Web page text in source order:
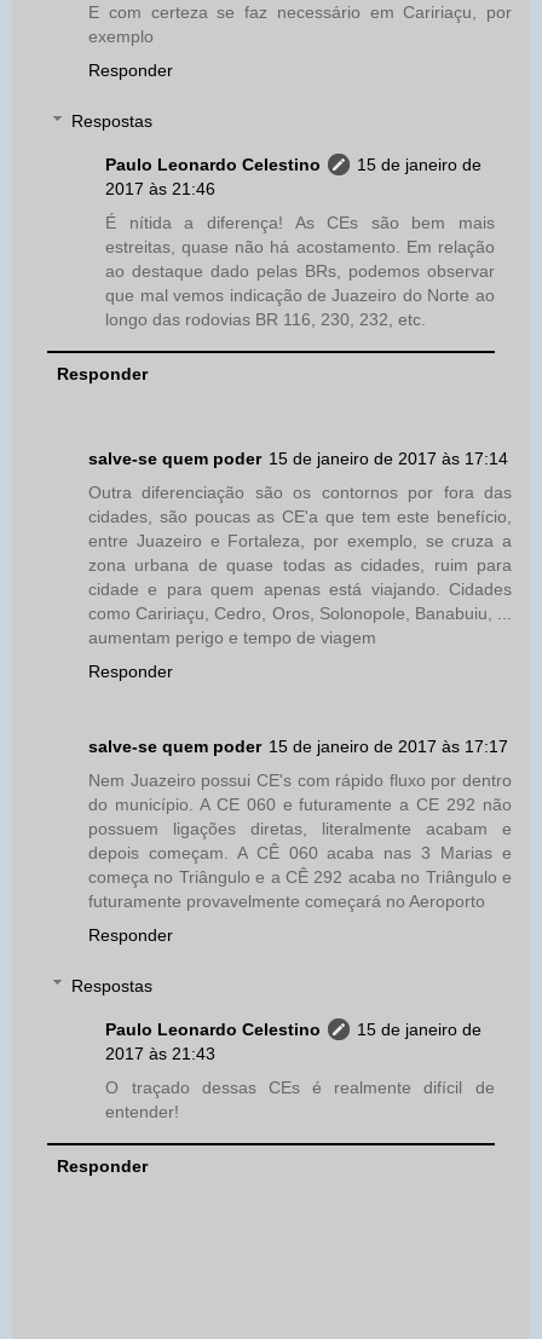
E com certeza se faz necessário em Caririaçu, por
exemplo
Responder
Respostas
Paulo Leonardo Celestino
15 de janeiro de
2017 às 21:46
É nítida a diferença! As CEs são bem mais
estreitas, quase não há acostamento. Em relação
ao destaque dado pelas BRs, podemos observar
que mal vemos indicação de Juazeiro do Norte ao
longo das rodovias BR 116, 230, 232, etc.
Responder
salve-se quem poder 15 de janeiro de 2017 às 17:14
Outra diferenciação são os contornos por fora das
cidades, são poucas as CE'a que tem este benefício,
entre Juazeiro e Fortaleza, por exemplo, se cruza a
zona urbana de quase todas as cidades, ruim para
cidade e para quem apenas está viajando. Cidades
como Caririaçu, Cedro, Oros, Solonopole, Banabuiu, ...
aumentam perigo e tempo de viagem
Responder
salve-se quem poder 15 de janeiro de 2017 às 17:17
Nem Juazeiro possui CE's com rápido fluxo por dentro
do município. A CE 060 e futuramente a CE 292 não
possuem ligações diretas, literalmente acabam e
depois começam. A CÊ 060 acaba nas 3 Marias e
começa no Triângulo e a CÊ 292 acaba no Triângulo e
futuramente provavelmente começará no Aeroporto
Responder
Respostas
Paulo Leonardo Celestino
15 de janeiro de
2017 às 21:43
O traçado dessas CEs é realmente difícil de
entender!
Responder